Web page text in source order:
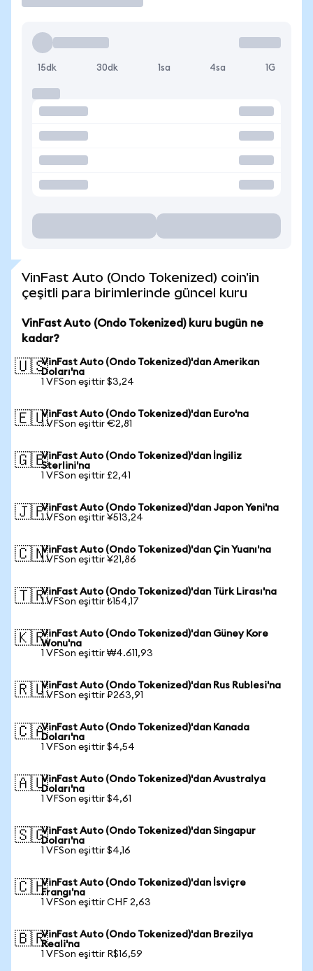
15dk 30dk 1sa 4sa 1G
VinFast Auto (Ondo Tokenized) coin'in
çeşitli para birimlerinde güncel kuru
VinFast Auto (Ondo Tokenized) kuru bugün ne
kadar?
🇺🇸VinFast Auto (Ondo Tokenized)'dan Amerikan
Doları'na
1 VFSon eşittir $3,24
🇪🇺VinFast Auto (Ondo Tokenized)'dan Euro'na
1 VFSon eşittir €2,81
🇬🇧VinFast Auto (Ondo Tokenized)'dan İngiliz
Sterlini'na
1 VFSon eşittir £2,41
🇯🇵VinFast Auto (Ondo Tokenized)'dan Japon Yeni'na
1 VFSon eşittir ¥513,24
🇨🇳VinFast Auto (Ondo Tokenized)'dan Çin Yuanı'na
1 VFSon eşittir ¥21,86
🇹🇷VinFast Auto (Ondo Tokenized)'dan Türk Lirası'na
1 VFSon eşittir ₺154,17
🇰🇷VinFast Auto (Ondo Tokenized)'dan Güney Kore
Wonu'na
1 VFSon eşittir ₩4.611,93
🇷🇺VinFast Auto (Ondo Tokenized)'dan Rus Rublesi'na
1 VFSon eşittir ₽263,91
🇨🇦VinFast Auto (Ondo Tokenized)'dan Kanada
Doları'na
1 VFSon eşittir $4,54
🇦🇺VinFast Auto (Ondo Tokenized)'dan Avustralya
Doları'na
1 VFSon eşittir $4,61
🇸🇬VinFast Auto (Ondo Tokenized)'dan Singapur
Doları'na
1 VFSon eşittir $4,16
🇨🇭VinFast Auto (Ondo Tokenized)'dan İsviçre
Frangı'na
1 VFSon eşittir CHF 2,63
🇧🇷VinFast Auto (Ondo Tokenized)'dan Brezilya
Reali'na
1 VFSon eşittir R$16,59